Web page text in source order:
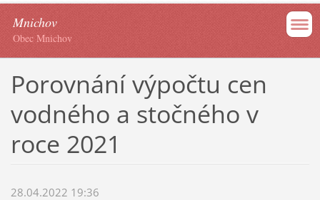
Mnichov
Obec Mnichov
Porovnání výpočtu cen
vodného a stočného v
roce 2021
28.04.2022 19:36